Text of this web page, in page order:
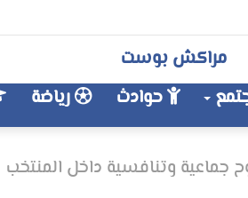
مراكش بوست
حوادث رياضة
جماعية وتنافسية داخل المنتخب